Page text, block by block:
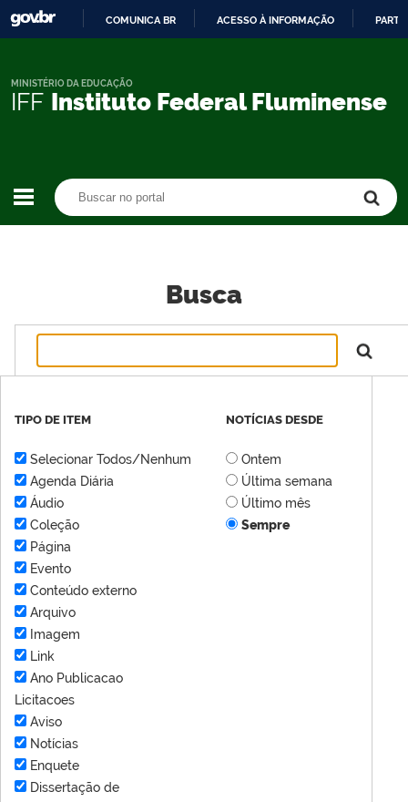
CONTEÚDO
COMUNICA BR ACESSO À INFORMAÇÃO
IFF Instituto Federal Fluminense
MINISTÉRIO DA EDUCAÇÃO
Busca
TIPO DE ITEM
Selecionar Todos/Nenhum
Agenda Diária
Áudio
Coleção
Página
Evento
Conteúdo externo
Arquivo
Imagem
Link
Ano Publicacao
Licitacoes
Aviso
Notícias
Enquete
Dissertação de
NOTÍCIAS DESDE
Ontem
Última semana
Último mês
Sempre